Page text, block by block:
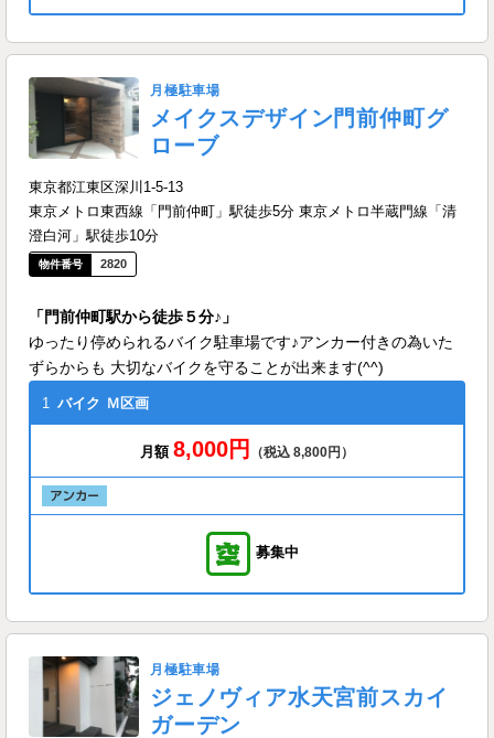
月極駐車場
メイクスデザイン門前仲町グ
ローブ
東京都江東区深川1-5-13
東京メトロ東西線「門前仲町」駅徒歩5分 東京メトロ半蔵門線「清
澄白河」駅徒歩10分
2820
「門前仲町駅から徒歩５分♪」
ゆったり停められるバイク駐車場です♪アンカー付きの為いた
ずらからも 大切なバイクを守ることが出来ます(^^)
1 バイク Ｍ区画
月額 8,000円 （税込 8,800円）
募集中
月極駐車場
ジェノヴィア水天宮前スカイ
ガーデン